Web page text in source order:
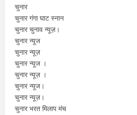
चुनार
चुनार गंगा घाट स्नान
चुनार चुनाव न्यूज़।
चुनार न्यूज
चुनार न्यूज़
चुनार न्यूज ।
चुनार न्यूज़ ।
चुनार न्यूज।
चुनार न्यूज़।
चुनार भरत मिलाप मंच